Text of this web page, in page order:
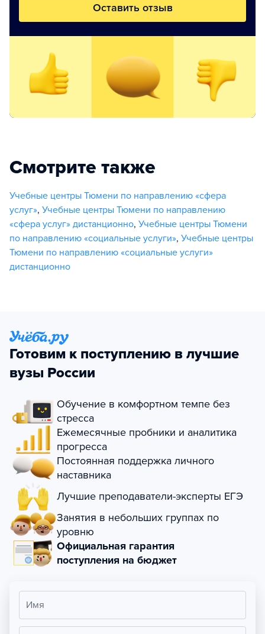
Оставить отзыв
Смотрите также
Учебные центры Тюмени по направлению «сфера
услуг», Учебные центры Тюмени по направлению
«сфера услуг» дистанционно, Учебные центры Тюмени
по направлению «социальные услуги», Учебные центры
Тюмени по направлению «социальные услуги»
дистанционно
Готовим к поступлению в лучшие
вузы России
Обучение в комфортном темпе без
стресса
Ежемесячные пробники и аналитика
прогресса
Постоянная поддержка личного
наставника
Лучшие преподаватели-эксперты ЕГЭ
Занятия в небольших группах по
уровню
Официальная гарантия
поступления на бюджет
Имя